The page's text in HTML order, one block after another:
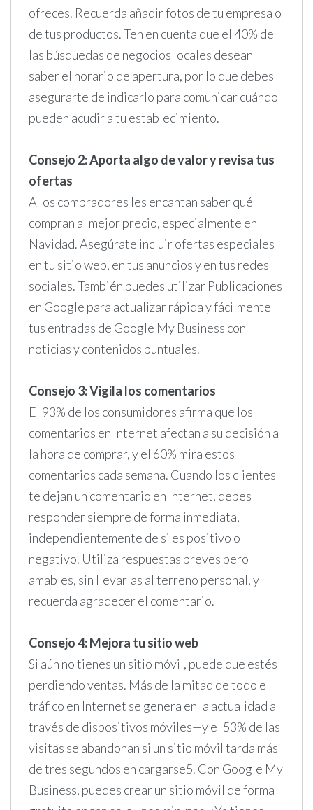
ofreces. Recuerda añadir fotos de tu empresa o
de tus productos. Ten en cuenta que el 40% de
las búsquedas de negocios locales desean
saber el horario de apertura, por lo que debes
asegurarte de indicarlo para comunicar cuándo
pueden acudir a tu establecimiento.
Consejo 2: Aporta algo de valor y revisa tus
ofertas
A los compradores les encantan saber qué
compran al mejor precio, especialmente en
Navidad. Asegúrate incluir ofertas especiales
en tu sitio web, en tus anuncios y en tus redes
sociales. También puedes utilizar Publicaciones
en Google para actualizar rápida y fácilmente
tus entradas de Google My Business con
noticias y contenidos puntuales.
Consejo 3: Vigila los comentarios
El 93% de los consumidores afirma que los
comentarios en Internet afectan a su decisión a
la hora de comprar, y el 60% mira estos
comentarios cada semana. Cuando los clientes
te dejan un comentario en Internet, debes
responder siempre de forma inmediata,
independientemente de si es positivo o
negativo. Utiliza respuestas breves pero
amables, sin llevarlas al terreno personal, y
recuerda agradecer el comentario.
Consejo 4: Mejora tu sitio web
Si aún no tienes un sitio móvil, puede que estés
perdiendo ventas. Más de la mitad de todo el
tráfico en Internet se genera en la actualidad a
través de dispositivos móviles—y el 53% de las
visitas se abandonan si un sitio móvil tarda más
de tres segundos en cargarse5. Con Google My
Business, puedes crear un sitio móvil de forma